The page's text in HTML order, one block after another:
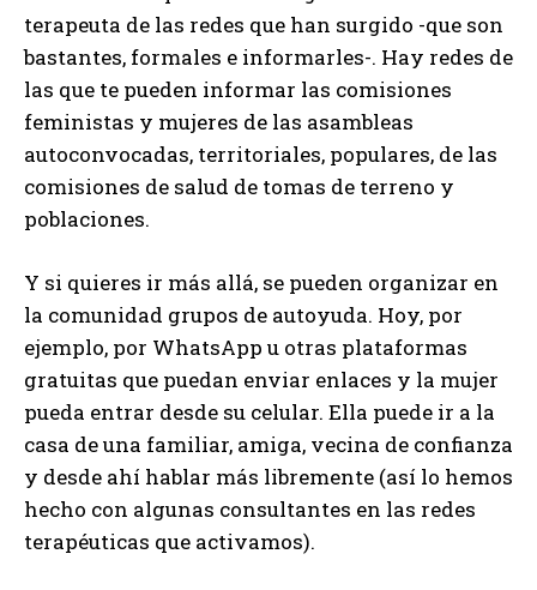
terapeuta de las redes que han surgido -que son
bastantes, formales e informarles-. Hay redes de
las que te pueden informar las comisiones
feministas y mujeres de las asambleas
autoconvocadas, territoriales, populares, de las
comisiones de salud de tomas de terreno y
poblaciones.
Y si quieres ir más allá, se pueden organizar en
la comunidad grupos de autoyuda. Hoy, por
ejemplo, por WhatsApp u otras plataformas
gratuitas que puedan enviar enlaces y la mujer
pueda entrar desde su celular. Ella puede ir a la
casa de una familiar, amiga, vecina de confianza
y desde ahí hablar más libremente (así lo hemos
hecho con algunas consultantes en las redes
terapéuticas que activamos).